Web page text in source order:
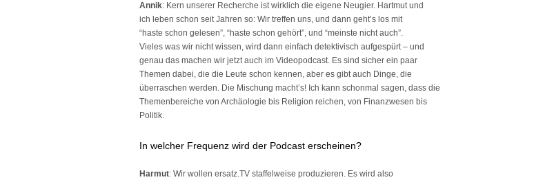
Annik: Kern unserer Recherche ist wirklich die eigene Neugier. Hartmut und
ich leben schon seit Jahren so: Wir treffen uns, und dann geht’s los mit
“haste schon gelesen”, “haste schon gehört”, und “meinste nicht auch”.
Vieles was wir nicht wissen, wird dann einfach detektivisch aufgespürt – und
genau das machen wir jetzt auch im Videopodcast. Es sind sicher ein paar
Themen dabei, die die Leute schon kennen, aber es gibt auch Dinge, die
überraschen werden. Die Mischung macht’s! Ich kann schonmal sagen, dass die
Themenbereiche von Archäologie bis Religion reichen, von Finanzwesen bis
Politik.
In welcher Frequenz wird der Podcast erscheinen?
Harmut: Wir wollen ersatz.TV staffelweise produzieren. Es wird also